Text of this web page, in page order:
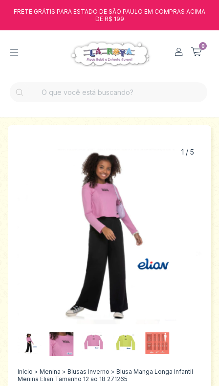
FRETE GRÁTIS PARA ESTADO DE SÃO PAULO EM COMPRAS ACIMA
DE R$ 199
0
1 / 5
Início > Menina > Blusas Inverno > Blusa Manga Longa Infantil
Menina Elian Tamanho 12 ao 18 271265